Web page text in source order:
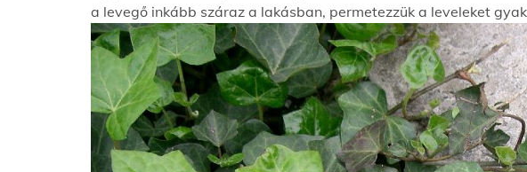
a levegő inkább száraz a lakásban, permetezzük a leveleket